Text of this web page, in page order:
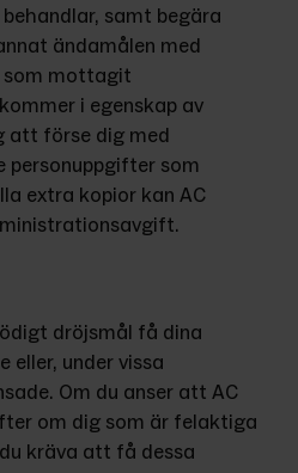
samt begära
ändamålen med
som mottagit
i egenskap av
att förse dig med
personuppgifter som
extra kopior kan AC
dröjsmål få dina
eller, under vissa
Om du anser att AC
om dig som är felaktiga
kräva att få dessa